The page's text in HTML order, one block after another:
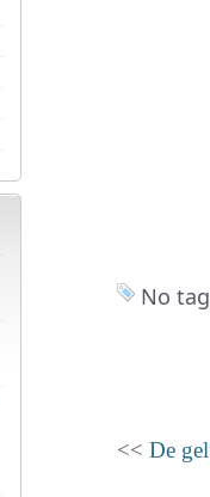
No
<< De